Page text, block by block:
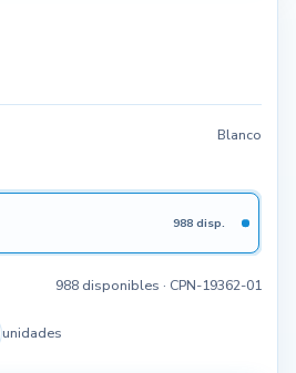
Blanco
988 disp.
988 disponibles · CPN-19362-01
unidades